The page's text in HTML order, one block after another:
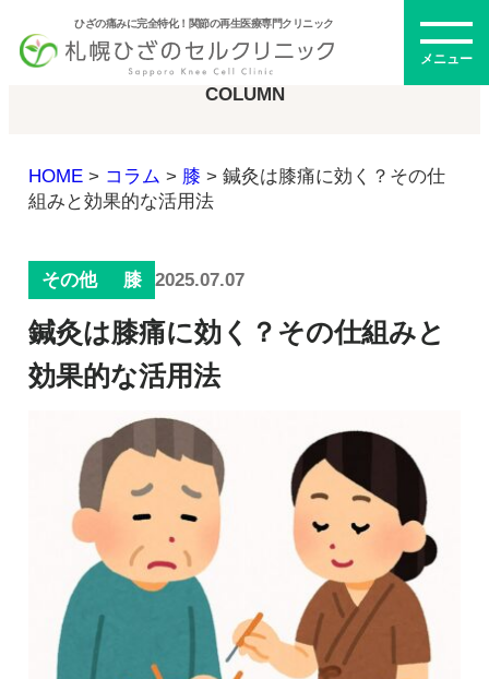
ひざの痛みに完全特化！関節の再生医療専門クリニック
メニュー
初めての方へ
メニュー・料金
ひざの再生医療とは
幹細胞治療
PRP治療
幹細胞培養上清液
慢性疼痛
再生医療とは
ドクター紹介
症例
よくある質問
コラム
COLUMN
HOME> コラム > 膝 > 鍼灸は膝痛に効く？その仕
組みと効果的な活用法
その他 膝 2025.07.07
鍼灸は膝痛に効く？その仕組みと
効果的な活用法